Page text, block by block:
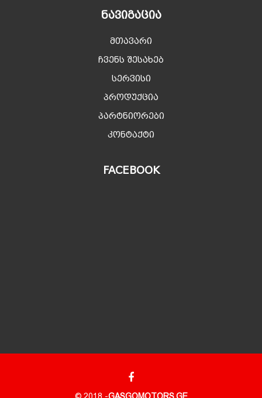
ᲜᲐᲕᲘᲒᲐᲪᲘᲐ
მთავარი
ჩვენს შესახებ
სერვისი
პროდუქცია
პარტნიორები
კონტაქტი
FACEBOOK